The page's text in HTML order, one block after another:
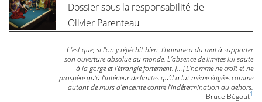
Dossier sous la responsabilité de
Olivier Parenteau
C’est que, si l’on y réfléchit bien, l’homme a du mal à supporter
son ouverture absolue au monde. L’absence de limites lui saute
à la gorge et l’étrangle fortement. […] L’homme ne croît et ne
prospère qu’à l’intérieur de limites qu’il a lui-même érigées comme
autant de murs d’enceinte contre l’indétermination du dehors.
Bruce Bégout1